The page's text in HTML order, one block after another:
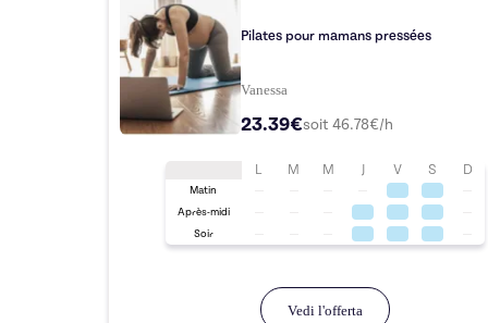
Pilates pour mamans pressées
Vanessa
23.39€soit 46.78€/h
L M M J V S D
Matin
Après-midi
Soir
Vedi l'offerta